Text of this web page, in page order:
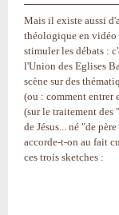
Mais il existe aussi
théologique en vidéo
stimuler les débats :
l'Union des Eglises
scène sur des
(ou : comment entrer
(sur le traitement des
de Jésus... né "de
accorde-t-on au fait
ces trois sketches :